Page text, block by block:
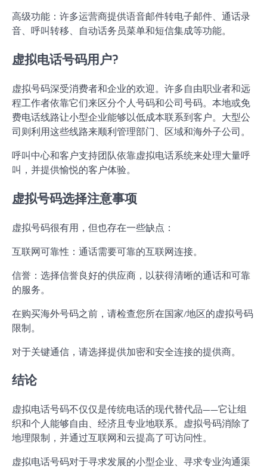
高级功能：许多运营商提供语音邮件转电子邮件、通话录
音、呼叫转移、自动话务员菜单和短信集成等功能。
虚拟电话号码用户?
虚拟号码深受消费者和企业的欢迎。许多自由职业者和远
程工作者依靠它们来区分个人号码和公司号码。本地或免
费电话线路让小型企业能够以低成本联系到客户。大型公
司则利用这些线路来顺利管理部门、区域和海外子公司。
呼叫中心和客户支持团队依靠虚拟电话系统来处理大量呼
叫，并提供愉悦的客户体验。
虚拟号码选择注意事项
虚拟号码很有用，但也存在一些缺点：
互联网可靠性：通话需要可靠的互联网连接。
信誉：选择信誉良好的供应商，以获得清晰的通话和可靠
的服务。
在购买海外号码之前，请检查您所在国家/地区的虚拟号码
限制。
对于关键通信，请选择提供加密和安全连接的提供商。
结论
虚拟电话号码不仅仅是传统电话的现代替代品——它让组
织和个人能够自由、经济且专业地联系。虚拟号码消除了
地理限制，并通过互联网和云提高了可访问性。
虚拟电话号码对于寻求发展的小型企业、寻求专业沟通渠